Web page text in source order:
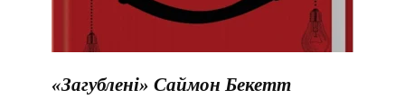
«Загублені» Саймон Бекетт